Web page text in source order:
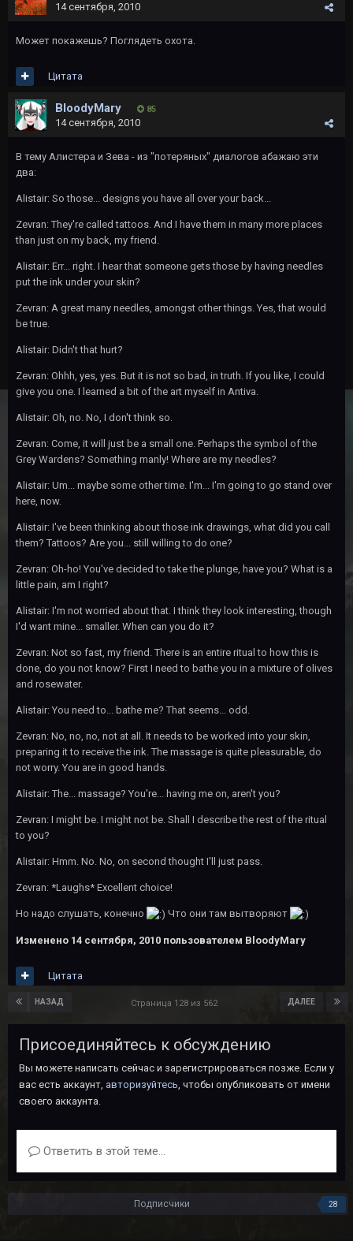
14 сентября, 2010
Может покажешь? Поглядеть охота.
Цитата
BloodyMary 85
14 сентября, 2010
В тему Алистера и Зева - из "потеряных" диалогов абажаю эти
два:
Alistair: So those... designs you have all over your back...
Zevran: They're called tattoos. And I have them in many more places
than just on my back, my friend.
Alistair: Err... right. I hear that someone gets those by having needles
put the ink under your skin?
Zevran: A great many needles, amongst other things. Yes, that would
be true.
Alistair: Didn't that hurt?
Zevran: Ohhh, yes, yes. But it is not so bad, in truth. If you like, I could
give you one. I learned a bit of the art myself in Antiva.
Alistair: Oh, no. No, I don't think so.
Zevran: Come, it will just be a small one. Perhaps the symbol of the
Grey Wardens? Something manly! Where are my needles?
Alistair: Um... maybe some other time. I'm... I'm going to go stand over
here, now.
Alistair: I've been thinking about those ink drawings, what did you call
them? Tattoos? Are you... still willing to do one?
Zevran: Oh-ho! You've decided to take the plunge, have you? What is a
little pain, am I right?
Alistair: I'm not worried about that. I think they look interesting, though
I'd want mine... smaller. When can you do it?
Zevran: Not so fast, my friend. There is an entire ritual to how this is
done, do you not know? First I need to bathe you in a mixture of olives
and rosewater.
Alistair: You need to... bathe me? That seems... odd.
Zevran: No, no, no, not at all. It needs to be worked into your skin,
preparing it to receive the ink. The massage is quite pleasurable, do
not worry. You are in good hands.
Alistair: The... massage? You're... having me on, aren't you?
Zevran: I might be. I might not be. Shall I describe the rest of the ritual
to you?
Alistair: Hmm. No. No, on second thought I'll just pass.
Zevran: *Laughs* Excellent choice!
Но надо слушать, конечно Что они там вытворяют
Изменено 14 сентября, 2010 пользователем BloodyMary
Цитата
НАЗАД ДАЛЕЕ
Страница 128 из 562
Присоединяйтесь к обсуждению
Вы можете написать сейчас и зарегистрироваться позже. Если у
вас есть аккаунт, авторизуйтесь, чтобы опубликовать от имени
своего аккаунта.
Ответить в этой теме...
Подписчики 28